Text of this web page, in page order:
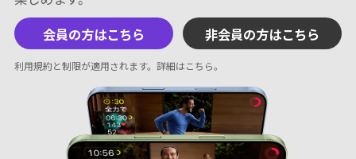
会員の方はこちら 非会員の方はこちら
利用規約と制限が適用されます。 詳細はこちら。